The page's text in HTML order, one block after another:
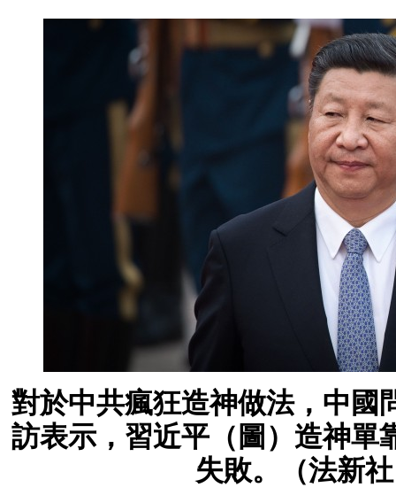
對於中共瘋狂造神做法，中國
訪表示，習近平（圖）造神單
失敗。（法新